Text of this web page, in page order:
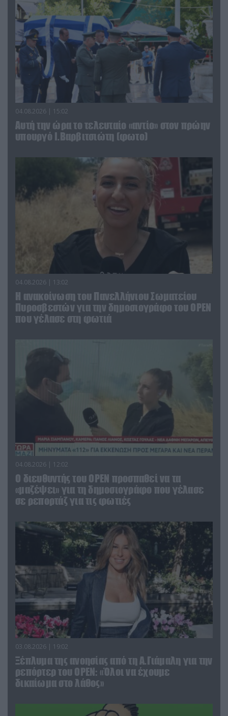
04.08.2026 | 15:02
Αυτή την ώρα το τελευταίο «αντίο» στον πρώην
υπουργό Ι.Βαρβιτσιώτη (φωτο)
04.08.2026 | 13:02
Η ανακοίνωση του Πανελλήνιου Σωματείου
Πυροσβεστών για την δημοσιογράφο του OPEN
που γέλασε στη φωτιά
04.08.2026 | 12:02
O διευθυντής του OPEN προσπαθεί να τα
«μαζέψει» για τη δημοσιογράφο που γέλασε
σε ρεπορτάζ για τις φωτιές
03.08.2026 | 19:02
Ξέπλυμα της ανοησίας από τη Α.Γιάμαλη για την
ρεπόρτερ του ΟΡΕΝ: «Όλοι να έχουμε
δικαίωμα στο λάθος»